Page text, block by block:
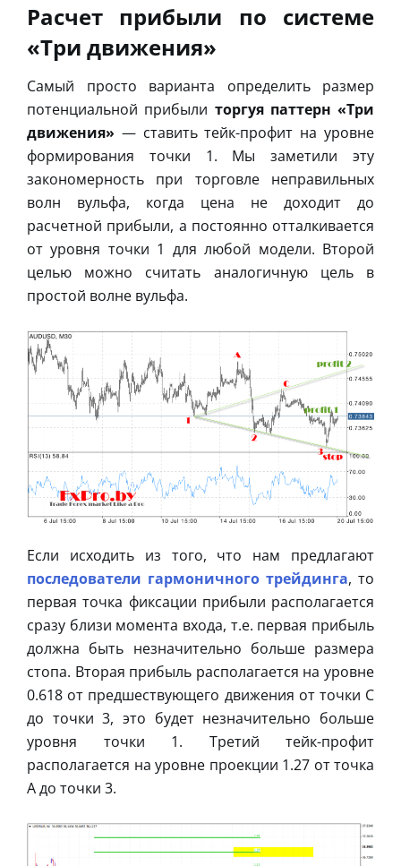
Расчет прибыли по системе
«Три движения»
Самый просто варианта определить размер
потенциальной прибыли торгуя паттерн «Три
движения» — ставить тейк-профит на уровне
формирования точки 1. Мы заметили эту
закономерность при торговле неправильных
волн вульфа, когда цена не доходит до
расчетной прибыли, а постоянно отталкивается
от уровня точки 1 для любой модели. Второй
целью можно считать аналогичную цель в
простой волне вульфа.
Если исходить из того, что нам предлагают
последователи гармоничного трейдинга, то
первая точка фиксации прибыли располагается
сразу близи момента входа, т.е. первая прибыль
должна быть незначительно больше размера
стопа. Вторая прибыль располагается на уровне
0.618 от предшествующего движения от точки С
до точки 3, это будет незначительно больше
уровня точки 1. Третий тейк-профит
располагается на уровне проекции 1.27 от точка
А до точки 3.